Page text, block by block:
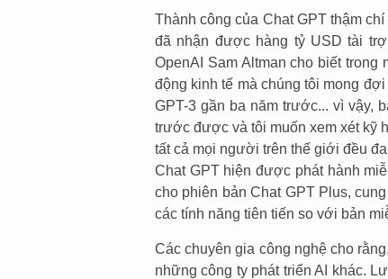
Thành công của Chat GPT thậm
đã nhận được hàng tỷ USD tài
OpenAI Sam Altman cho biết
động kinh tế mà chúng tôi mong
GPT-3 gần ba năm trước... vì vậy,
trước được và tôi muốn xem xét kỹ
tất cả mọi người trên thế giới đều
Chat GPT hiện được phát hành
cho phiên bản Chat GPT Plus,
các tính năng tiên tiến so với bản
Các chuyên gia công nghệ cho
những công ty phát triển AI khác.